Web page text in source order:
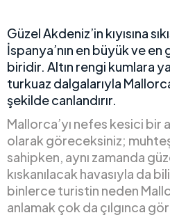
Güzel Akdeniz’in kıyısına
İspanya’nın en büyük ve en
biridir. Altın rengi kumlara
turkuaz dalgalarıyla
şekilde canlandırır.
Mallorca’yı nefes kesici bir
olarak göreceksiniz;
sahipken, aynı zamanda
kıskanılacak havasıyla da
binlerce turistin neden
anlamak çok da çılgınca